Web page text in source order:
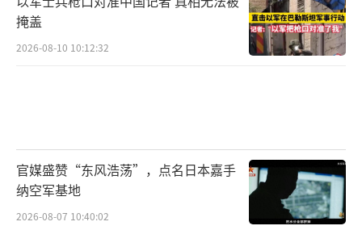
掩盖
2026-08-10 10:12:32
官媒盛赞“东风浩荡”，点名日本嘉手
纳空军基地
2026-08-07 10:40:02